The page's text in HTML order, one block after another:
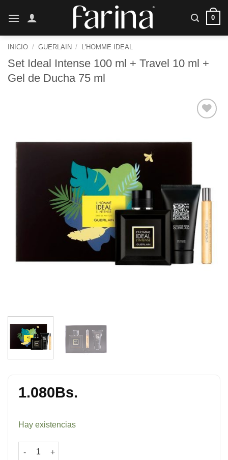
0
INICIO / GUERLAIN / L'HOMME IDEAL
Set Ideal Intense 100 ml + Travel 10 ml +
Gel de Ducha 75 ml
1.080Bs.
Hay existencias
Set Ideal Intense 100 ml + Travel 10 ml + Gel de Ducha 75